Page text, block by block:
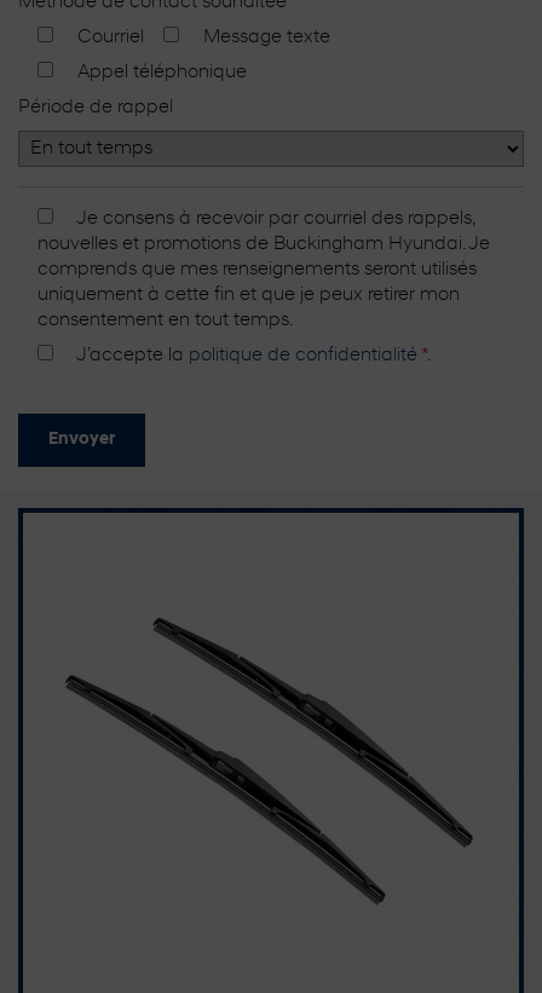
Courriel
Message texte
Appel téléphonique
Période de rappel
Je consens à recevoir par courriel des rappels,
nouvelles et promotions de Buckingham Hyundai. Je
comprends que mes renseignements seront utilisés
uniquement à cette fin et que je peux retirer mon
consentement en tout temps.
J’accepte la politique de confidentialité *.